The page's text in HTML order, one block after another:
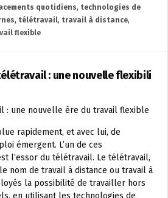
quotidiens, technologies de
, télétravail, travail à distance,
flexible
: une nouvelle flexibili
: une nouvelle ère du travail flexible
rapidement, et avec lui, de
émergent. L’un de ces
l’essor du télétravail. Le télétravail,
nom de travail à distance ou travail à
la possibilité de travailler hors
en utilisant les technologies de